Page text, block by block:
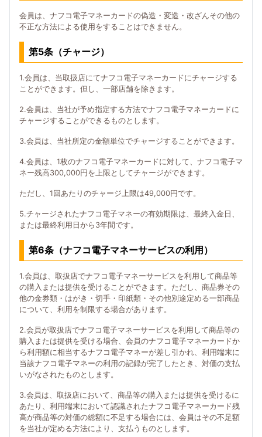
会員は、ナフコ電子マネーカードの偽造・変造・改ざんその他の
不正な方法による使用をすることはできません。
第5条（チャージ）
1.会員は、当取扱店にてナフコ電子マネーカードにチャージする
ことができます。但し、一部店舗を除きます。
2.会員は、当社が予め指定する方法でナフコ電子マネーカードに
チャージすることができるものとします。
3.会員は、当社所定の金額単位でチャージすることができます。
4.会員は、1枚のナフコ電子マネーカードに対して、ナフコ電子マ
ネー残高300,000円を上限としてチャージができます。
ただし、1回あたりのチャージ上限は49,000円です。
5.チャージされたナフコ電子マネーの有効期限は、最終入金日、
または最終利用日から3年間です。
第6条（ナフコ電子マネーサービスの利用）
1.会員は、取扱店でナフコ電子マネーサービスを利用して商品等
の購入または提供を受けることができます。ただし、商品券その
他の金券類・はがき・切手・印紙類・その他別途定める一部商品
について、利用を制限する場合があります。
2.会員が取扱店でナフコ電子マネーサービスを利用して商品等の
購入または提供を受ける場合、会員のナフコ電子マネーカードか
ら利用額に相当するナフコ電子マネーが差し引かれ、利用端末に
当該ナフコ電子マネーの利用の記録が完了したとき、対価の支払
いがなされたものとします。
3.会員は、取扱店において、商品等の購入または提供を受けるに
あたり、利用端末において認識されたナフコ電子マネーカード残
高が商品等の対価の総額に不足する場合には、会員はその不足額
を当社が定める方法により、支払うものとします。